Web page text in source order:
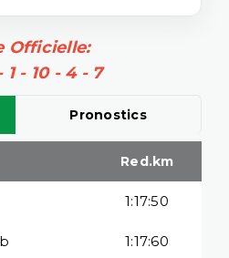
Officielle:
1 - 10 - 4 - 7
Pronostics
Red.km
1:17:50
1:17:60